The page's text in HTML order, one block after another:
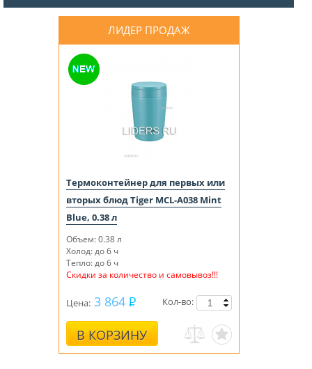
ЛИДЕР ПРОДАЖ
Термоконтейнер для первых или
вторых блюд Tiger MCL-A038 Mint
Blue, 0.38 л
Объем: 0.38 л
Холод: до 6 ч
Тепло: до 6 ч
Скидки за количество и самовывоз!!!
Цена: 3 864
В КОРЗИНУ
Кол-во: